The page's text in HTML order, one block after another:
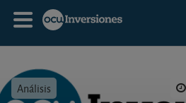
Análisis